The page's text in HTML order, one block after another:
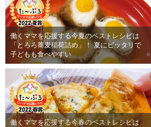
働くママを応援する今夏のベストレシピは
「とろろ蕎麦稲荷詰め」！ 夏にピッタリで
子どもも食べやすい
働くママを応援する今春のベストレシピは